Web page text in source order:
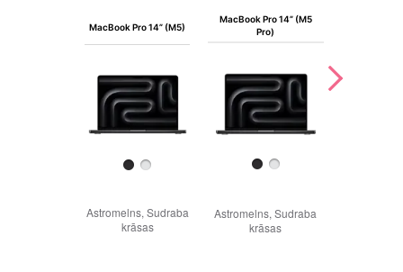
MacBook Pro 14” (M5)
Astromelns, Sudraba
krāsas
MacBook Pro 14” (M5
Pro)
Astromelns, Sudraba
krāsas